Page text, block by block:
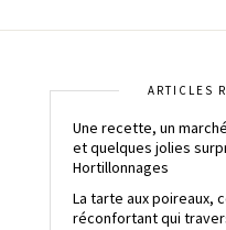
ARTICLES
Une recette, un
et quelques jolies
Hortillonnages
La tarte aux poireaux,
réconfortant qui